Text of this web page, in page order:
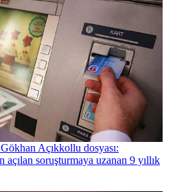
Açıkkollu dosyası:
soruşturmaya uzanan 9 yıllık